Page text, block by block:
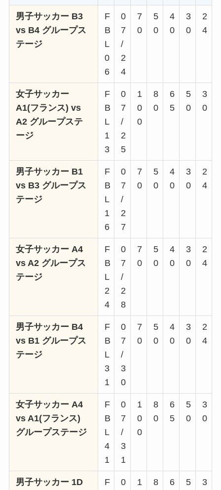
男子サッカー B3
vs B4 グループス
テージ
F
B
L
0
6
0
7
/
2
4
7
0
5
0
4
0
3
0
2
4
女子サッカー
A1(フランス) vs
A2 グループステ
ージ
F
B
L
1
3
0
7
/
2
5
1
0
0
8
0
6
5
5
0
3
0
男子サッカー B1
vs B3 グループス
テージ
F
B
L
1
6
0
7
/
2
7
7
0
5
0
4
0
3
0
2
4
女子サッカー A4
vs A2 グループス
テージ
F
B
L
2
4
0
7
/
2
8
7
0
5
0
4
0
3
0
2
4
男子サッカー B4
vs B1 グループス
テージ
F
B
L
3
1
0
7
/
3
0
7
0
5
0
4
0
3
0
2
4
女子サッカー A4
vs A1(フランス)
グループステージ
F
B
L
4
1
0
7
/
3
1
1
0
0
8
0
6
5
5
0
3
0
男子サッカー 1D
F
0
1
8
6
5
3